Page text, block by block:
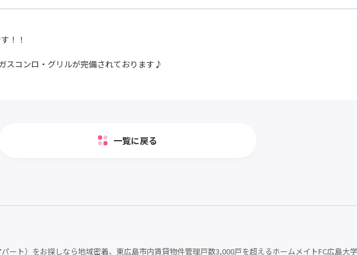
！！
スコンロ・グリルが完備されております♪
一覧に戻る
ート）をお探しなら地域密着、東広島市内賃貸物件管理戸数3,000戸を超えるホームメイトFC広島大